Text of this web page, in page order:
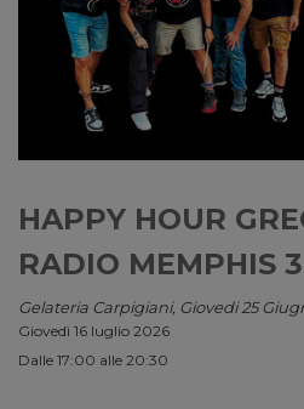
HAPPY HOUR
RADIO MEMPHIS
Gelateria Carpigiani, Giovedi 25
Giovedì 16 luglio 2026
Dalle 17:00 alle 20:30